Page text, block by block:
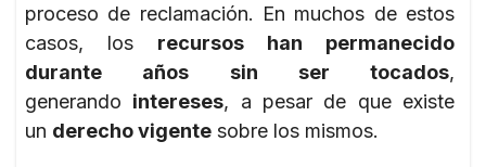
proceso de reclamación. En muchos de estos
casos, los recursos han permanecido
durante años sin ser tocados,
generando intereses, a pesar de que existe
un derecho vigente sobre los mismos.